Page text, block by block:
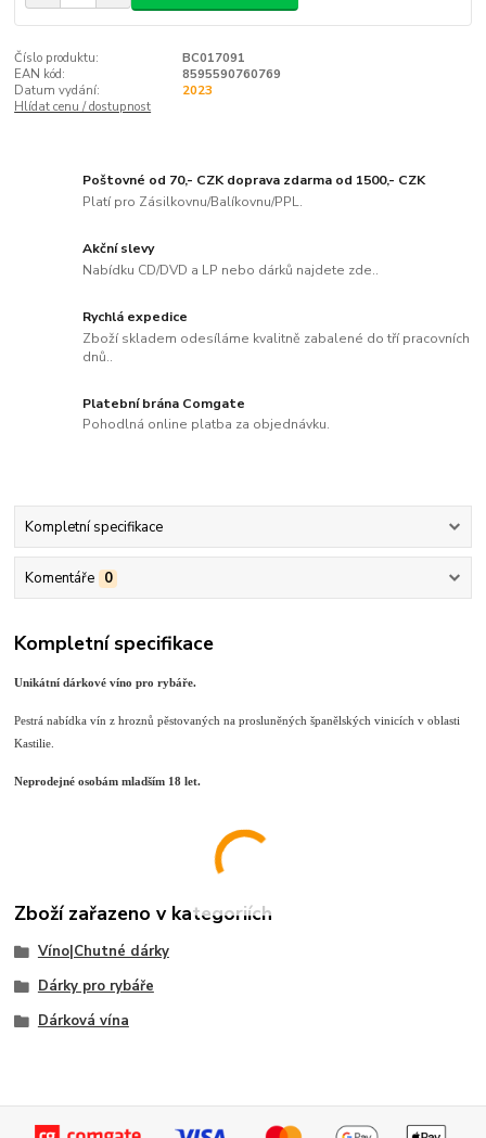
Číslo produktu:
BC017091
EAN kód:
8595590760769
Datum vydání:
2023
Hlídat cenu / dostupnost
Poštovné od 70,- CZK doprava zdarma od 1500,- CZK
Platí pro Zásilkovnu/Balíkovnu/PPL.
Akční slevy
Nabídku CD/DVD a LP nebo dárků najdete zde..
Rychlá expedice
Zboží skladem odesíláme kvalitně zabalené do tří pracovních
dnů..
Platební brána Comgate
Pohodlná online platba za objednávku.
Kompletní specifikace
Komentáře 0
Kompletní specifikace
Unikátní dárkové víno pro rybáře.
Pestrá nabídka vín z hroznů pěstovaných na prosluněných španělských vinicích v oblasti
Kastilie.
Neprodejné osobám mladším 18 let.
Zboží zařazeno v kategoriích
Víno|Chutné dárky
Dárky pro rybáře
Dárková vína